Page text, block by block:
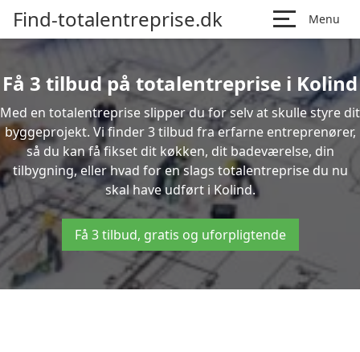
Find-totalentreprise.dk Menu
Få 3 tilbud på totalentreprise i Kolind
Med en totalentreprise slipper du for selv at skulle styre dit
byggeprojekt. Vi finder 3 tilbud fra erfarne entreprenører,
så du kan få fikset dit køkken, dit badeværelse, din
tilbygning, eller hvad for en slags totalentreprise du nu
skal have udført i Kolind.
Få 3 tilbud, gratis og uforpligtende